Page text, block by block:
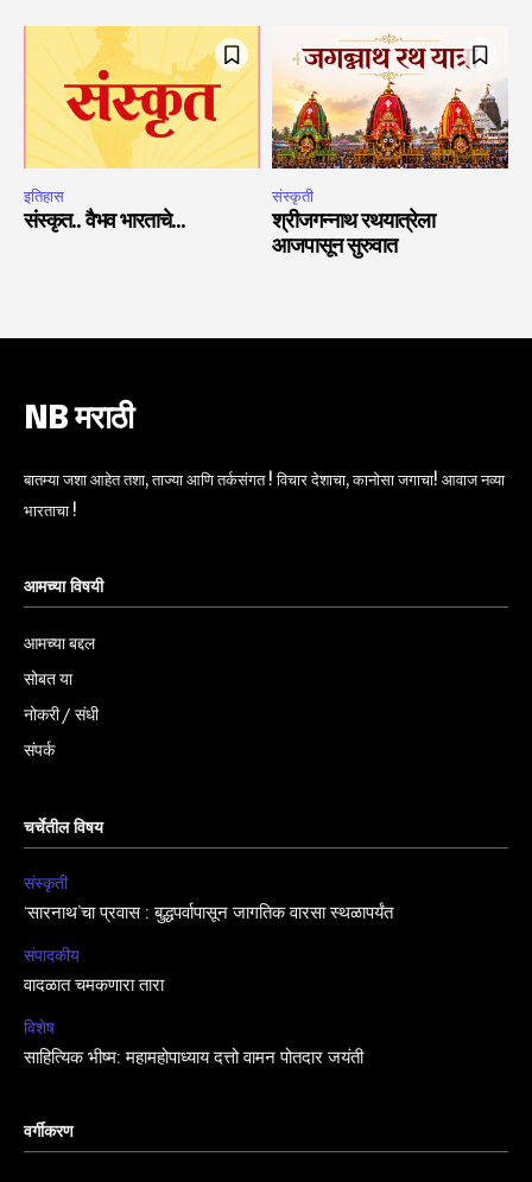
इतिहास
संस्कृत.. वैभव भारताचे…
संस्कृती
श्रीजगन्नाथ रथयात्रेला
आजपासून सुरुवात
NB मराठी
बातम्या जशा आहेत तशा, ताज्या आणि तर्कसंगत ! विचार देशाचा, कानोसा जगाचा! आवाज नव्या
भारताचा !
आमच्या विषयी
आमच्या बद्दल
सोबत या
नोकरी / संधी
संपर्क
चर्चेतील विषय
संस्कृती
‘सारनाथ’चा प्रवास : बुद्धपर्वापासून जागतिक वारसा स्थळापर्यंत
संपादकीय
वादळात चमकणारा तारा
विशेष
साहित्यिक भीष्म: महामहोपाध्याय दत्तो वामन पोतदार जयंती
वर्गीकरण